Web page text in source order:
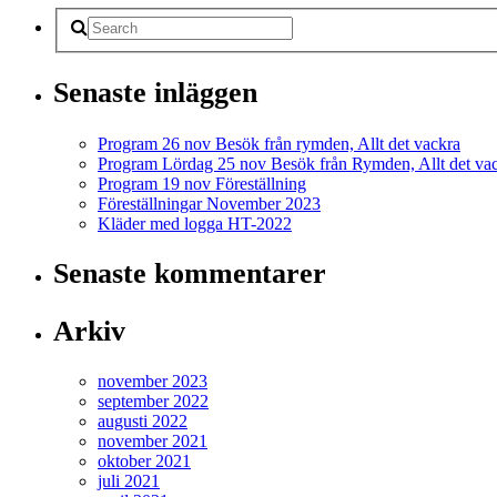
Senaste inläggen
Program 26 nov Besök från rymden, Allt det vackra
Program Lördag 25 nov Besök från Rymden, Allt det
Program 19 nov Föreställning
Föreställningar November 2023
Kläder med logga HT-2022
Senaste kommentarer
Arkiv
november 2023
september 2022
augusti 2022
november 2021
oktober 2021
juli 2021